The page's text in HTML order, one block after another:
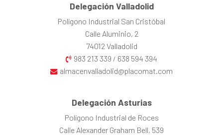
Delegación Valladolid
Polígono Industrial San Cristóbal
Calle Aluminio, 2
74012 Valladolid
983 213 339 / 638 594 394
almacenvalladolid@placomat.com
Delegación Asturias
Polígono Industrial de Roces
Calle Alexander Graham Bell, 539